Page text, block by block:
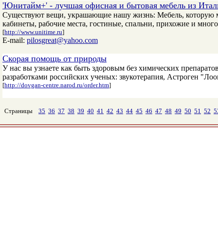
'Юнитайм+' - лучшая офисная и бытовая мебель из
Существуют вещи, украшающие нашу жизнь: Мебель, которую
кабинеты, рабочие места, гостиные, спальни, прихожие и
[http://www.unitime.ru]
E-mail: pilosgreat@yahoo.com
Скорая помощь от природы
У нас вы узнаете как быть здоровым без химических
разработками российских ученых: звукотерапия, Астроген
[http://dovgan-centre.narod.ru/order.htm]
Страницы 35 36 37 38 39 40 41 42 43 44 45 46 47 48 49 50 51 52